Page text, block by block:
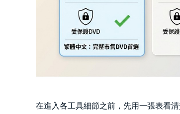
在進入各工具細節之前，先用一張表看